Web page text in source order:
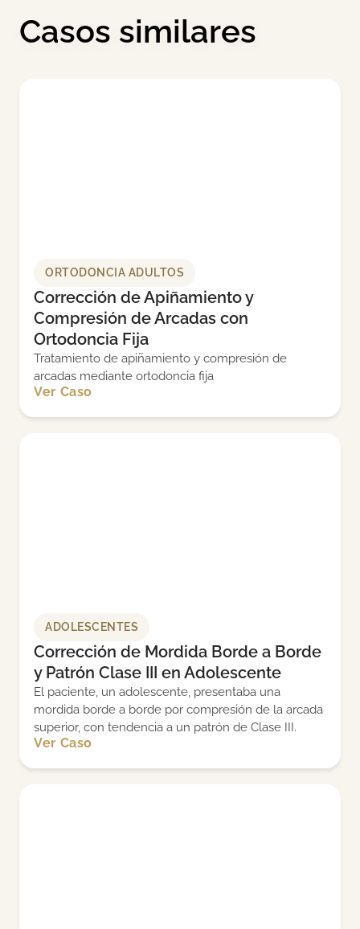
Casos similares
ORTODONCIA ADULTOS
Corrección de Apiñamiento y
Compresión de Arcadas con
Ortodoncia Fija
Tratamiento de apiñamiento y compresión de
arcadas mediante ortodoncia fija
Ver Caso
ADOLESCENTES
Corrección de Mordida Borde a Borde
y Patrón Clase III en Adolescente
El paciente, un adolescente, presentaba una
mordida borde a borde por compresión de la arcada
superior, con tendencia a un patrón de Clase III.
Ver Caso